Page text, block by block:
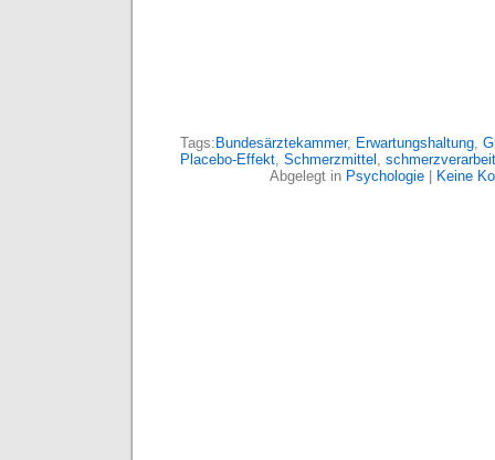
Tags: Bundesärztekammer, Erwartungshaltung,
Placebo-Effekt, Schmerzmittel ,
Abgelegt in Psychologie| Keine